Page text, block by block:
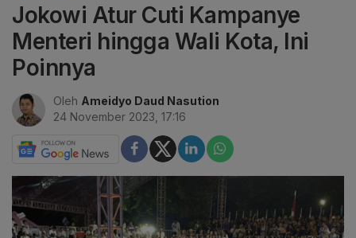
Jokowi Atur Cuti Kampanye
Menteri hingga Wali Kota, Ini
Poinnya
Oleh Ameidyo Daud Nasution
24 November 2023, 17:16